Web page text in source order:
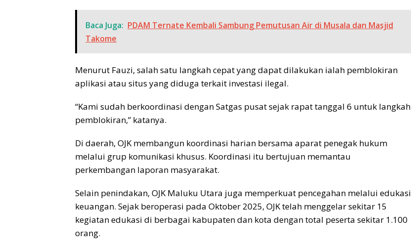
Baca Juga: PDAM Ternate Kembali Sambung Pemutusan Air di Musala dan Masjid
Takome
Menurut Fauzi, salah satu langkah cepat yang dapat dilakukan ialah pemblokiran
aplikasi atau situs yang diduga terkait investasi ilegal.
“Kami sudah berkoordinasi dengan Satgas pusat sejak rapat tanggal 6 untuk langkah
pemblokiran,” katanya.
Di daerah, OJK membangun koordinasi harian bersama aparat penegak hukum
melalui grup komunikasi khusus. Koordinasi itu bertujuan memantau
perkembangan laporan masyarakat.
Selain penindakan, OJK Maluku Utara juga memperkuat pencegahan melalui edukasi
keuangan. Sejak beroperasi pada Oktober 2025, OJK telah menggelar sekitar 15
kegiatan edukasi di berbagai kabupaten dan kota dengan total peserta sekitar 1.100
orang.